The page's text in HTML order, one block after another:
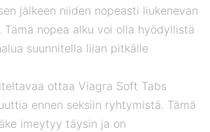
jälkeen niiden nopeasti liukenevan
Tämä nopea alku voi olla hyödyllistä
suunnitella liian pitkälle
ottaa Viagra Soft Tabs
ennen seksiin ryhtymistä. Tämä
imeytyy täysin ja on